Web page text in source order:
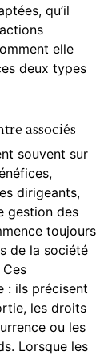
qu’il
elle
deux types
associés
souvent sur
dirigeants,
gestion des
toujours
de la société
Ces
: ils précisent
les droits
ou les
Lorsque les